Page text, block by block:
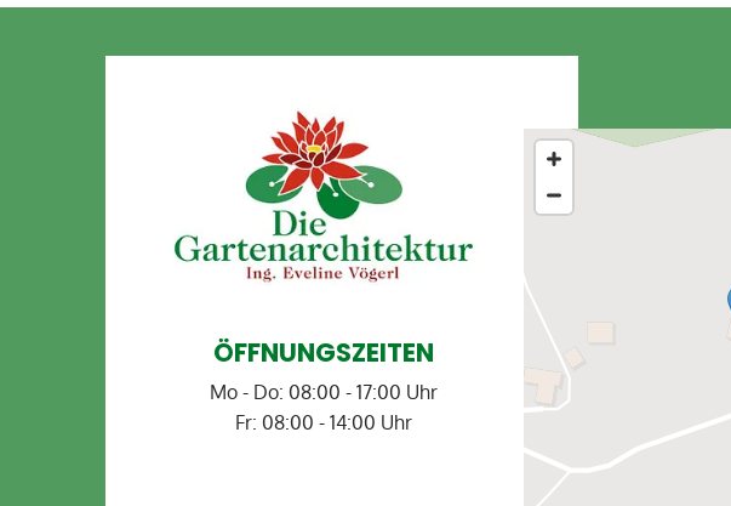
ÖFFNUNGSZEITEN
Mo - Do: 08:00 - 17:00 Uhr
Fr: 08:00 - 14:00 Uhr